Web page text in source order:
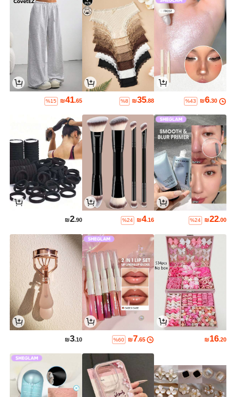
₪6.30
%43
₪35.88
%8
₪41.65
%15
₪22.00
%24
₪4.16
%24
₪2.90
₪16.20
₪7.65
%60
₪3.10